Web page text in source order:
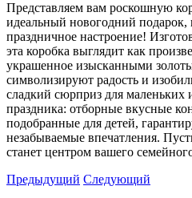
Представляем вам роскошную
идеальный новогодний
праздничное настроение!
эта коробка выглядит как
украшенное изысканными
символизируют радость и
сладкий сюрприз для маленьких
праздника: отборные вкусные
подобранные для детей,
незабываемые впечатления.
станет центром вашего
Предыдущий Следующий